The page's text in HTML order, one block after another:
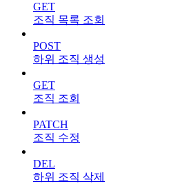
GET
조직 목록 조회
POST
하위 조직 생성
GET
조직 조회
PATCH
조직 수정
DEL
하위 조직 삭제